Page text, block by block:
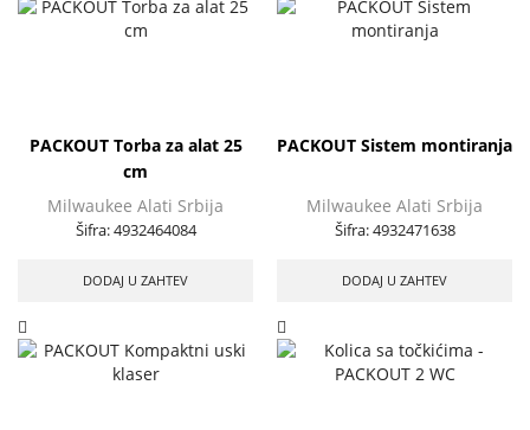
PACKOUT Torba za alat 25
cm
Milwaukee Alati Srbija
Šifra:4932464084
DODAJ U ZAHTEV
PACKOUT Sistem montiranja
Milwaukee Alati Srbija
Šifra:4932471638
DODAJ U ZAHTEV